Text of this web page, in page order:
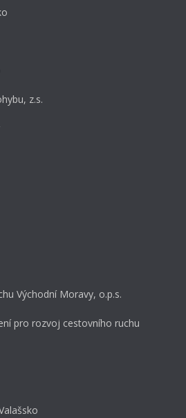
z.s.
Východní Moravy, o.p.s.
pro rozvoj cestovního ruchu